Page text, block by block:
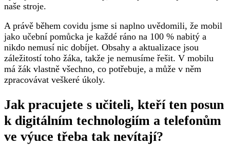
naše stroje.
A právě během covidu jsme si naplno uvědomili, že mobil
jako učební pomůcka je každé ráno na 100 % nabitý a
nikdo nemusí nic dobíjet. Obsahy a aktualizace jsou
záležitostí toho žáka, takže je nemusíme řešit. V mobilu
má žák vlastně všechno, co potřebuje, a může v něm
zpracovávat veškeré úkoly.
Jak pracujete s učiteli, kteří ten posun
k digitálním technologiím a telefonům
ve výuce třeba tak nevítají?